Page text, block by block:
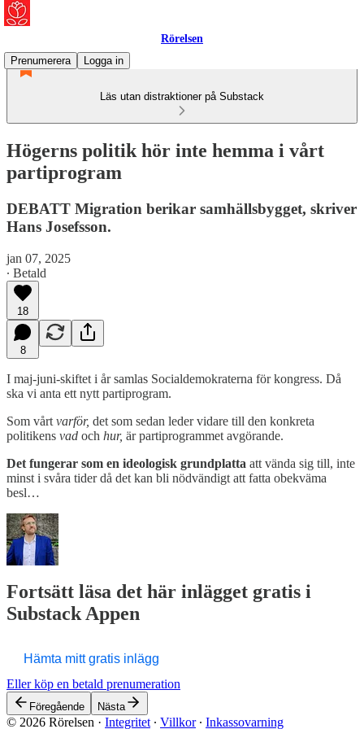
Rörelsen
Prenumerera
Logga in
Läs utan distraktioner på Substack
Högerns politik hör inte hemma i vårt
partiprogram
DEBATT Migration berikar samhällsbygget, skriver
Hans Josefsson.
jan 07, 2025
∙ Betald
18
8
I maj-juni-skiftet i år samlas Socialdemokraterna för kongress. Då
ska vi anta ett nytt partiprogram.
Som vårt varför, det som sedan leder vidare till den konkreta
politikens vad och hur, är partiprogrammet avgörande.
Det fungerar som en ideologisk grundplatta att vända sig till, inte
minst i svåra tider då det kan bli nödvändigt att fatta obekväma
besl…
Fortsätt läsa det här inlägget gratis i
Substack Appen
Hämta mitt gratis inlägg
Eller köp en betald prenumeration
Föregående Nästa
© 2026 Rörelsen · Integritet ∙ Villkor∙ Inkassovarning